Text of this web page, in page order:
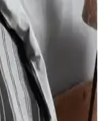
Çift Kişilik
setleri, kaliteli pamuk
ürün de çift kişilik olup,
konfor ve stil arayanlara
Kalite